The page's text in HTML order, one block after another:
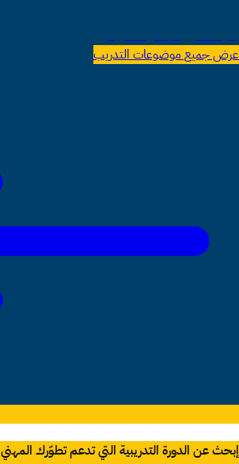
إدارة مشاريع البناء و التشييد
عرض جميع موضوعات التدريب
إبحث عن الدورة التدريبية التي تدعم تطوّرك المهني